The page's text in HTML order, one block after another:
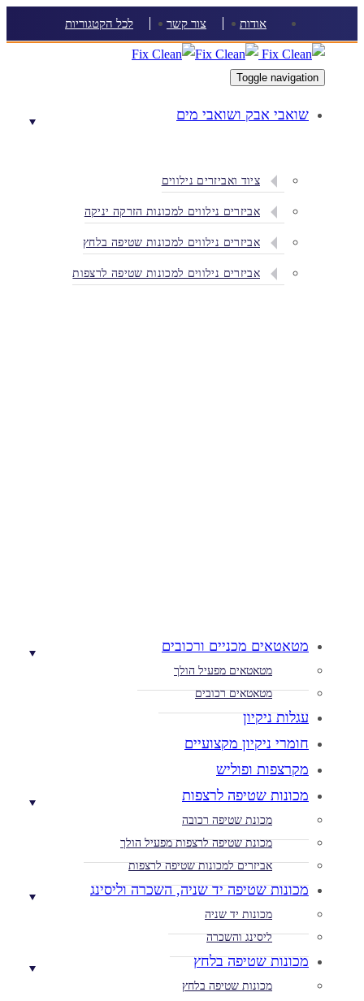
links
to
אודות צור קשר לכל הקטגוריות
Toggle navigation
שואבי אבק ושואבי מים
ציוד ואביזרים נילווים
אביזרים נילווים למכונות הזרקה יניקה
אביזרים נילווים למכונות שטיפה בלחץ
אביזרים נילווים למכונות שטיפה לרצפות
מטאטאים מכניים ורכובים
מטאטאים מפעיל הולך
מטאטאים רכובים
עגלות ניקיון
חומרי ניקיון מקצועיים
מקרצפות ופוליש
מכונות שטיפה לרצפות
מכונת שטיפה רכובה
מכונת שטיפה לרצפות מפעיל הולך
אביזרים למכונות שטיפה לרצפות
מכונות שטיפה יד שניה, השכרה וליסינג
מכונות יד שניה
ליסינג והשכרה
מכונות שטיפה בלחץ
מכונות שטיפה בלחץ